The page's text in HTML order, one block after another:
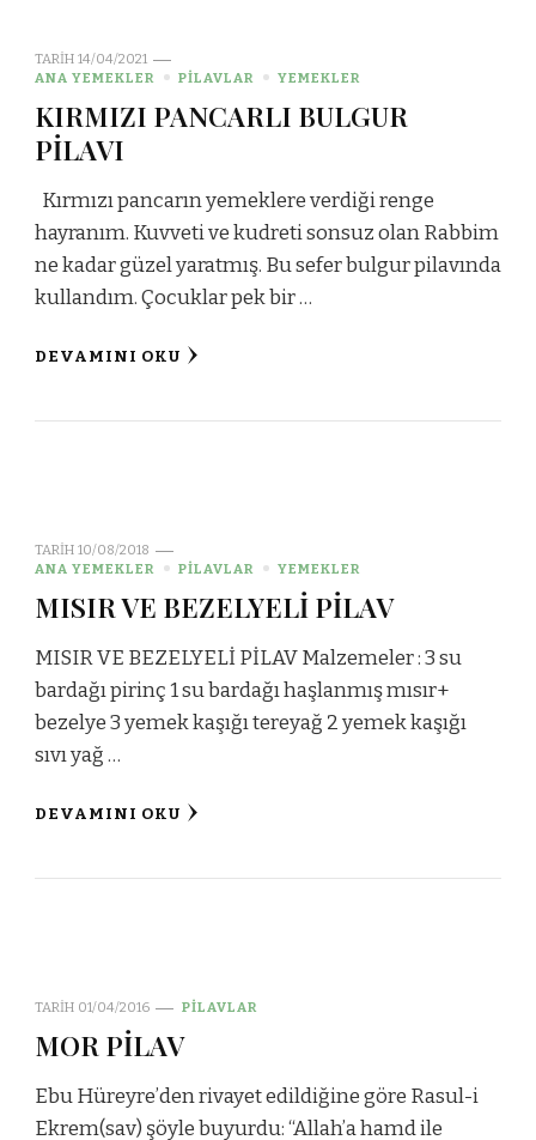
TARIH 14/04/2021
ANA YEMEKLER
PİLAVLAR YEMEKLER
KIRMIZI PANCARLI BULGUR
PİLAVI
Kırmızı pancarın yemeklere verdiği renge
hayranım. Kuvveti ve kudreti sonsuz olan Rabbim
ne kadar güzel yaratmış. Bu sefer bulgur pilavında
kullandım. Çocuklar pek bir …
DEVAMINI OKU
TARIH 10/08/2018
ANA YEMEKLER
PİLAVLAR YEMEKLER
MISIR VE BEZELYELİ PİLAV
MISIR VE BEZELYELİ PİLAV Malzemeler : 3 su
bardağı pirinç 1 su bardağı haşlanmış mısır+
bezelye 3 yemek kaşığı tereyağ 2 yemek kaşığı
sıvı yağ …
DEVAMINI OKU
TARIH 01/04/2016 PİLAVLAR
MOR PİLAV
Ebu Hüreyre’den rivayet edildiğine göre Rasul-i
Ekrem(sav) şöyle buyurdu: “Allah’a hamd ile